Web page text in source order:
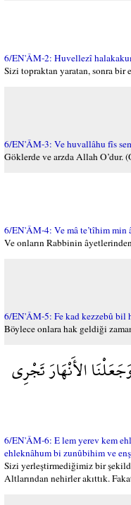
6/EN'ÂM-2: Huvellezî
Sizi topraktan yaratan, sonra bir
6/EN'ÂM-3: Ve huvallâhu fîs
Göklerde ve arzda Allah O’dur.
6/EN'ÂM-4: Ve mâ te’tîhim min
Ve onların Rabbinin
6/EN'ÂM-5: Fe kad kezzebû bil
Böylece onlara hak geldiği
الأَنْهَارَ تَجْرِي
6/EN'ÂM-6: E lem yerev kem
ehleknâhum bi zunûbihim ve
Sizi yerleştirmediğimiz bir
Altlarından nehirler akıttık.